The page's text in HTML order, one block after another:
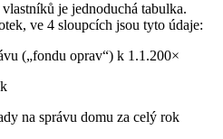
je jednoduchá tabulka.
ve 4 sloupcích jsou tyto údaje:
(„fondu oprav“) k 1.1.200×
na správu domu za celý rok